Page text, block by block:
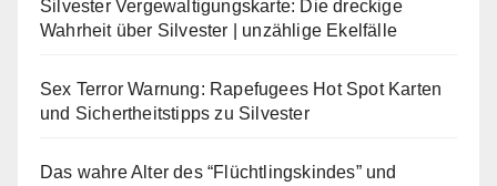
Silvester Vergewaltigungskarte: Die dreckige
Wahrheit über Silvester | unzählige Ekelfälle
Sex Terror Warnung: Rapefugees Hot Spot Karten
und Sichertheitstipps zu Silvester
Das wahre Alter des “Flüchtlingskindes” und